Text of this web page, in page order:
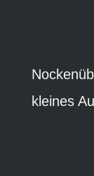
kleines